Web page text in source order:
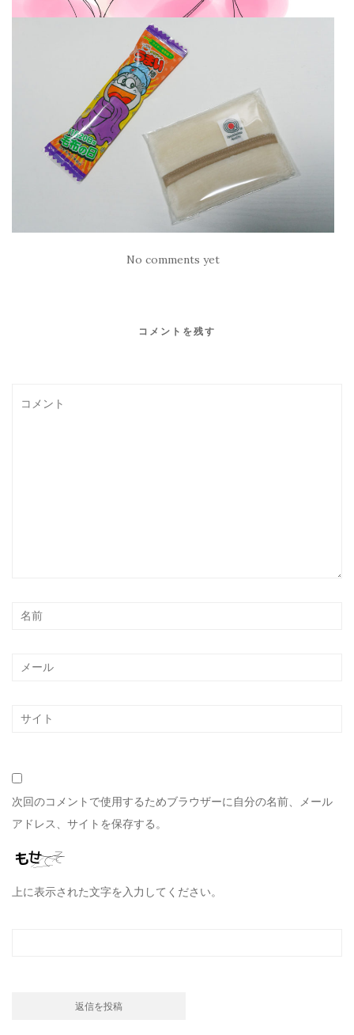
No comments yet
コメントを残す
次回のコメントで使用するためブラウザーに自分の名前、メール
アドレス、サイトを保存する。
上に表示された文字を入力してください。